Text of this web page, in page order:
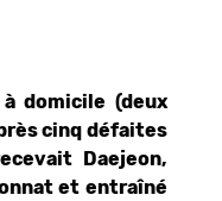
domicile (deux
cinq défaites
Daejeon,
et entraîné